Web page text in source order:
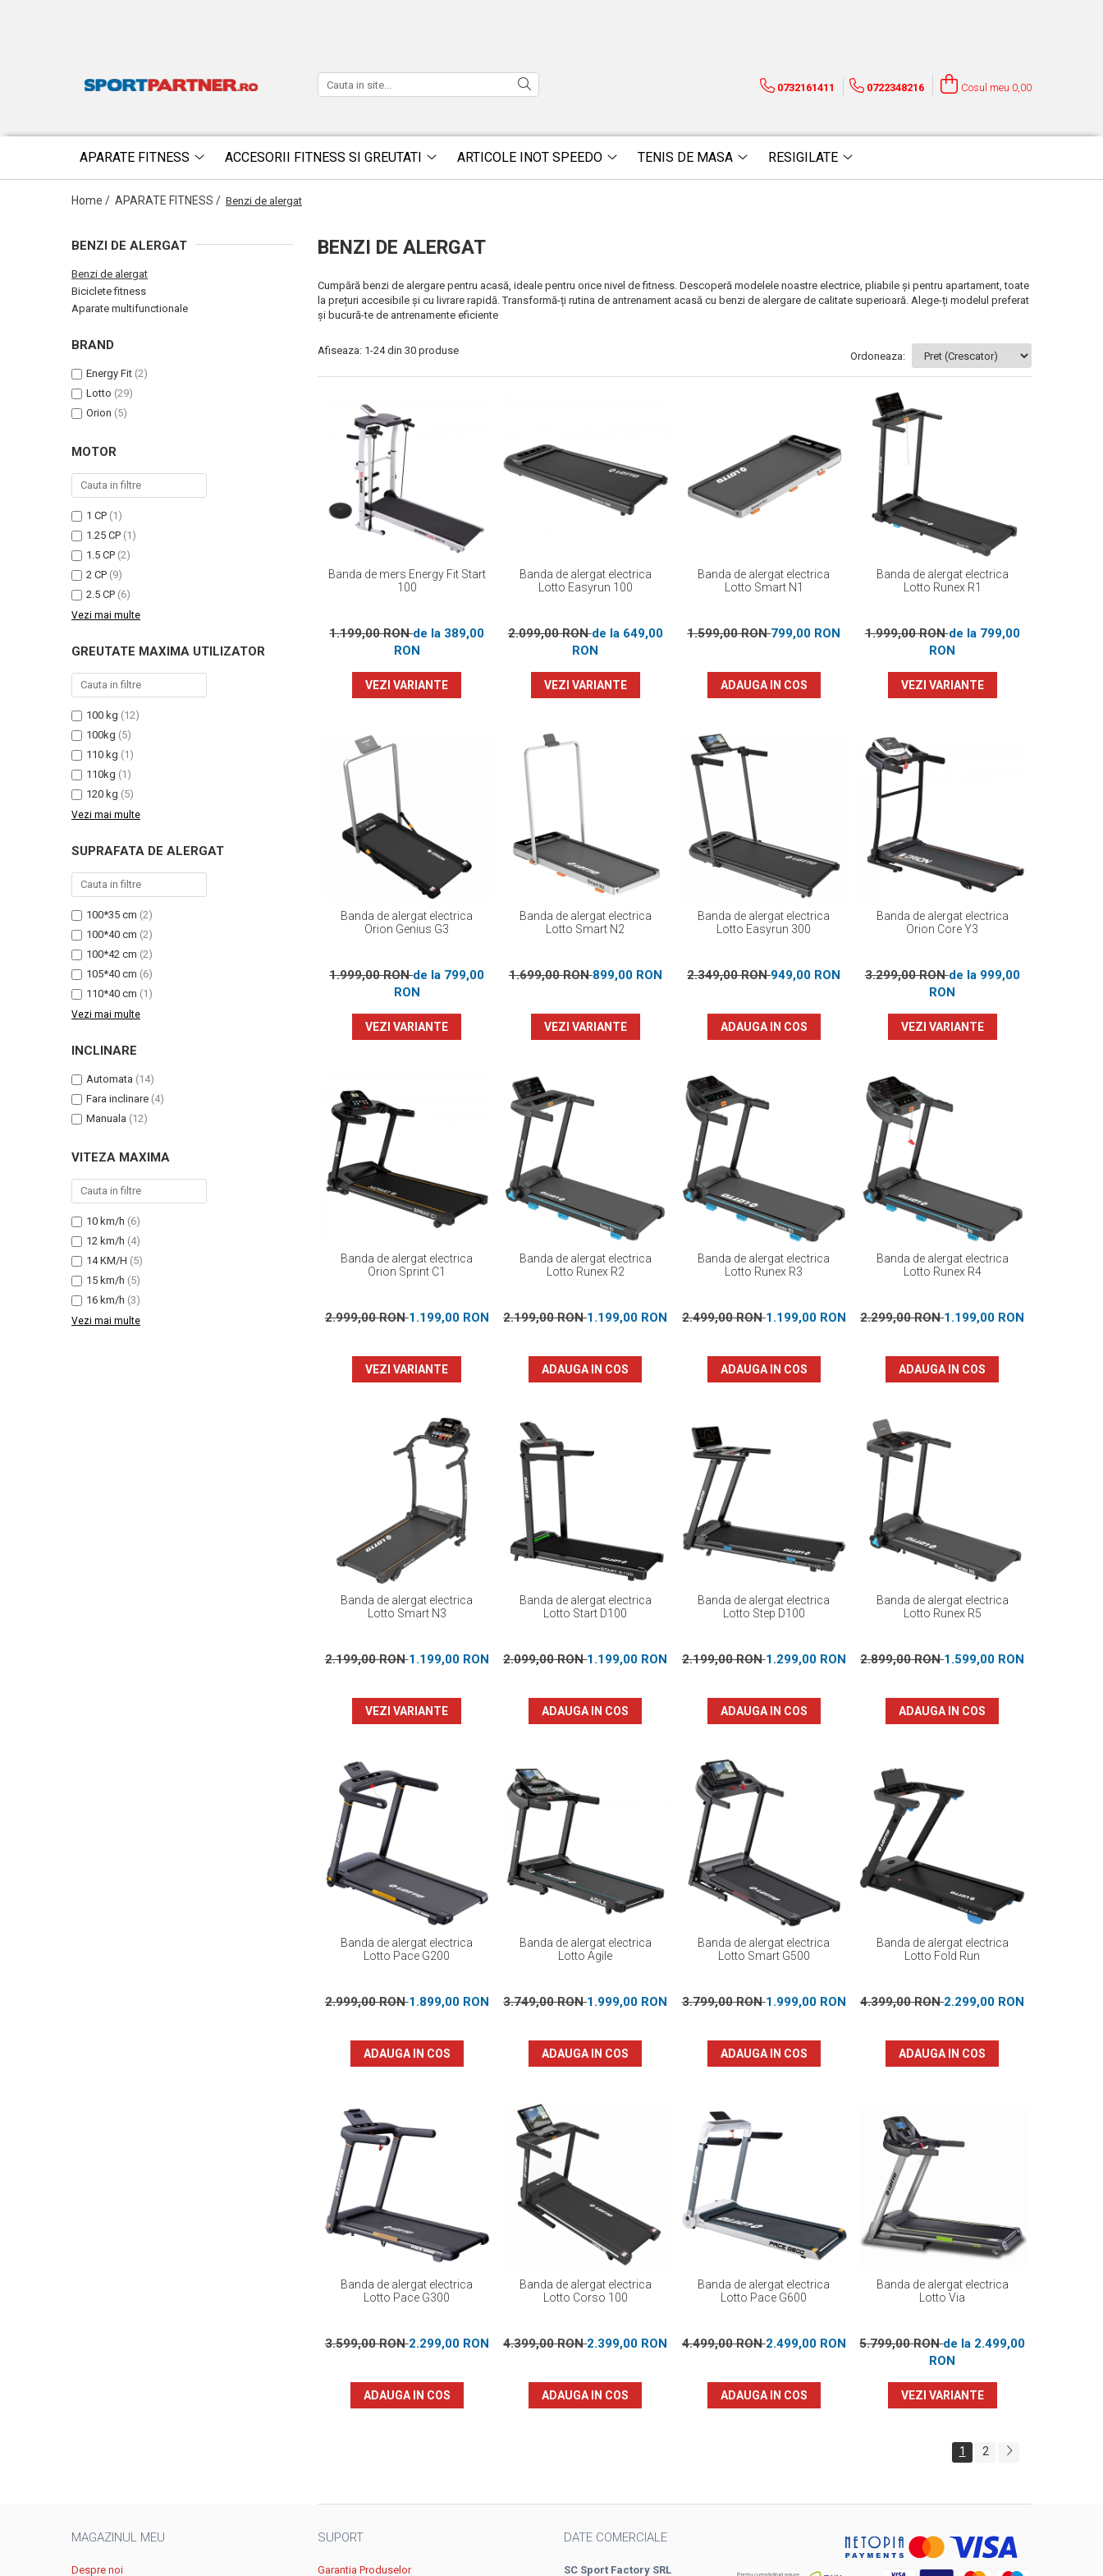
0732161411 0722348216 Cosul meu 0,00
APARATE FITNESS ACCESORII FITNESS SI GREUTATI ARTICOLE INOT SPEEDO TENIS DE MASA RESIGILATE
Home / APARATE FITNESS / Benzi de alergat
BENZI DE ALERGAT
Cumpără benzi de alergare pentru acasă, ideale pentru orice nivel de fitness. Descoperă modelele noastre electrice, pliabile și pentru apartament, toate
la prețuri accesibile și cu livrare rapidă. Transformă-ți rutina de antrenament acasă cu benzi de alergare de calitate superioară. Alege-ți modelul preferat
și bucură-te de antrenamente eficiente
BENZI DE ALERGAT
Benzi de alergat
Biciclete fitness
Aparate multifunctionale
BRAND
Energy Fit (2)
Lotto (29)
Orion (5)
MOTOR
1 CP (1)
1.25 CP (1)
1.5 CP (2)
2 CP (9)
2.5 CP (6)
Vezi mai multe
GREUTATE MAXIMA UTILIZATOR
100 kg (12)
100kg (5)
110 kg (1)
110kg (1)
120 kg (5)
Vezi mai multe
SUPRAFATA DE ALERGAT
100*35 cm (2)
100*40 cm (2)
100*42 cm (2)
105*40 cm (6)
110*40 cm (1)
Vezi mai multe
INCLINARE
Automata (14)
Fara inclinare (4)
Manuala (12)
VITEZA MAXIMA
10 km/h (6)
12 km/h (4)
14 KM/H (5)
15 km/h (5)
16 km/h (3)
Vezi mai multe
Afiseaza: 1-24din 30 produse Ordoneaza:
Banda de mers Energy Fit Start
100
1.199,00 RONde la 389,00
RON
VEZI VARIANTE
Banda de alergat electrica
Lotto Easyrun 100
2.099,00 RONde la 649,00
RON
VEZI VARIANTE
Banda de alergat electrica
Lotto Smart N1
1.599,00 RON799,00 RON
ADAUGA IN COS
Banda de alergat electrica
Lotto Runex R1
1.999,00 RONde la 799,00
RON
VEZI VARIANTE
Banda de alergat electrica
Orion Genius G3
1.999,00 RONde la 799,00
RON
VEZI VARIANTE
Banda de alergat electrica
Lotto Smart N2
1.699,00 RON899,00 RON
VEZI VARIANTE
Banda de alergat electrica
Lotto Easyrun 300
2.349,00 RON949,00 RON
ADAUGA IN COS
Banda de alergat electrica
Orion Core Y3
3.299,00 RONde la 999,00
RON
VEZI VARIANTE
Banda de alergat electrica
Orion Sprint C1
2.999,00 RON1.199,00 RON
VEZI VARIANTE
Banda de alergat electrica
Lotto Runex R2
2.199,00 RON1.199,00 RON
ADAUGA IN COS
Banda de alergat electrica
Lotto Runex R3
2.499,00 RON1.199,00 RON
ADAUGA IN COS
Banda de alergat electrica
Lotto Runex R4
2.299,00 RON1.199,00 RON
ADAUGA IN COS
Banda de alergat electrica
Lotto Smart N3
2.199,00 RON1.199,00 RON
VEZI VARIANTE
Banda de alergat electrica
Lotto Start D100
2.099,00 RON1.199,00 RON
ADAUGA IN COS
Banda de alergat electrica
Lotto Step D100
2.199,00 RON1.299,00 RON
ADAUGA IN COS
Banda de alergat electrica
Lotto Runex R5
2.899,00 RON1.599,00 RON
ADAUGA IN COS
Banda de alergat electrica
Lotto Pace G200
2.999,00 RON1.899,00 RON
ADAUGA IN COS
Banda de alergat electrica
Lotto Agile
3.749,00 RON1.999,00 RON
ADAUGA IN COS
Banda de alergat electrica
Lotto Smart G500
3.799,00 RON1.999,00 RON
ADAUGA IN COS
Banda de alergat electrica
Lotto Fold Run
4.399,00 RON2.299,00 RON
ADAUGA IN COS
Banda de alergat electrica
Lotto Pace G300
3.599,00 RON2.299,00 RON
ADAUGA IN COS
Banda de alergat electrica
Lotto Corso 100
4.399,00 RON2.399,00 RON
ADAUGA IN COS
Banda de alergat electrica
Lotto Pace G600
4.499,00 RON2.499,00 RON
ADAUGA IN COS
Banda de alergat electrica
Lotto Via
5.799,00 RONde la 2.499,00
RON
VEZI VARIANTE
1 2
MAGAZINUL MEU
Despre noi
SUPORT
Garantia Produselor
DATE COMERCIALE
SC Sport Factory SRL